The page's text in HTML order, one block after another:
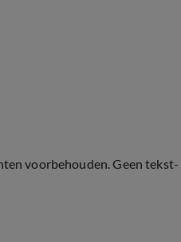
voorbehouden. Geen tekst-